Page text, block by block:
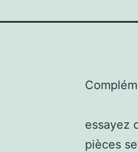
essayez
pièces